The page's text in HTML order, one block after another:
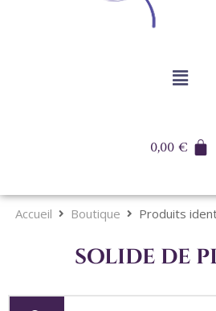
0,00€
Accueil Boutique Produits
solide de